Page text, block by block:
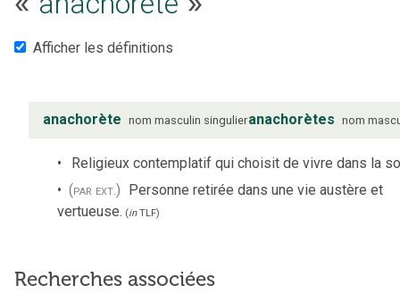
Afficher les définitions
anachorète nom masculin singulieranachorètes nom
Religieux contemplatif qui choisit de vivre dans la
(par ext.) Personne retirée dans une vie austère et
vertueuse. (inTLF)
Recherches associées